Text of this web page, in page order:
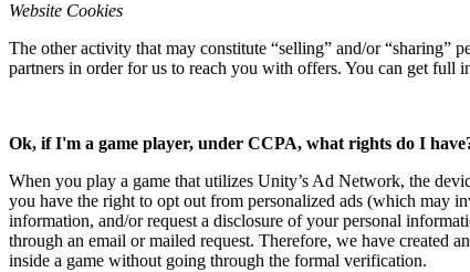
Lancez des jeux XR sur plusieurs plateformes
Jeux multijoueur
Simplifiez le développement de jeux multijoueurs
Website Cookies
The other activity that may constitute “selling” and/or “sharing”
partners in order for us to reach you with offers. You can get full
Ok, if I'm a game player, under CCPA, what rights do I
When you play a game that utilizes Unity’s Ad Network, the
you have the right to opt out from personalized ads (which may
information, and/or request a disclosure of your personal
through an email or mailed request. Therefore, we have created
inside a game without going through the formal verification.